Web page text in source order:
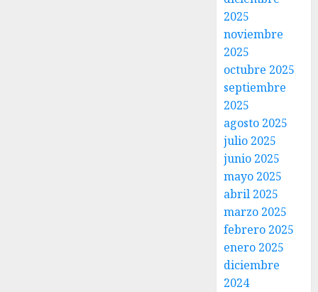
2025
noviembre
2025
octubre 2025
septiembre
2025
agosto 2025
julio 2025
junio 2025
mayo 2025
abril 2025
marzo 2025
febrero 2025
enero 2025
diciembre
2024